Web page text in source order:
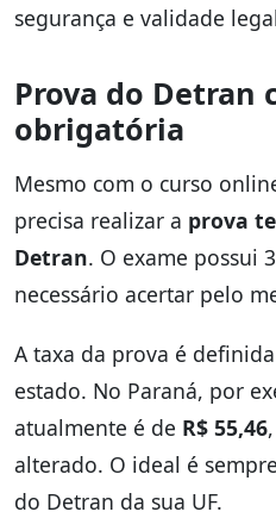
segurança e validade
Prova do Detran
obrigatória
Mesmo com o curso
precisa realizar a prova
Detran. O exame possui
necessário acertar pelo
A taxa da prova é
estado. No Paraná, por
atualmente é de R$ 55,46
alterado. O ideal é
do Detran da sua UF.